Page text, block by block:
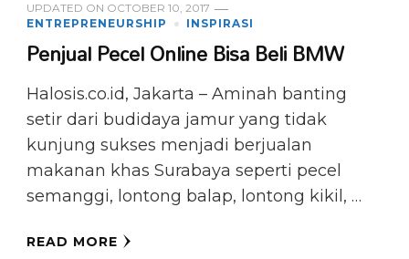
UPDATED ON OCTOBER 10, 2017
ENTREPRENEURSHIP
INSPIRASI
Penjual Pecel Online Bisa Beli BMW
Halosis.co.id, Jakarta – Aminah banting
setir dari budidaya jamur yang tidak
kunjung sukses menjadi berjualan
makanan khas Surabaya seperti pecel
semanggi, lontong balap, lontong kikil, …
READ MORE